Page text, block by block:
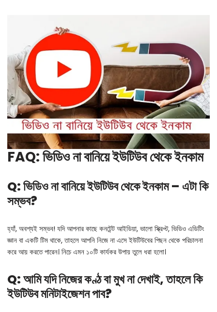
FAQ: ভিডিও না বানিয়ে ইউটিউব থেকে ইনকাম
Q: ভিডিও না বানিয়ে ইউটিউব থেকে ইনকাম – এটা কি
সম্ভব?
হ্যাঁ, অবশ্যই সম্ভব! যদি আপনার কাছে কনটেন্ট আইডিয়া, ভালো স্ক্রিপ্ট, ভিডিও এডিটিং
জ্ঞান বা একটি টিম থাকে, তাহলে আপনি নিজে না এসে ইউটিউবের পিছন থেকে পরিচালনা
করে আয় করতে পারেন। নিচে এমন ১০টি কার্যকর উপায় তুলে ধরা হলো।
Q: আমি যদি নিজের কণ্ঠ বা মুখ না দেখাই, তাহলে কি
ইউটিউব মনিটাইজেশন পাব?